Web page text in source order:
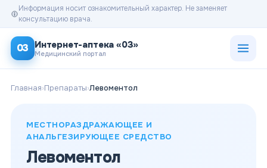
Информация носит ознакомительный характер. Не заменяет
консультацию врача.
03 Интернет-аптека «03»
Медицинский портал
Главная›Препараты›Левоментол
МЕСТНОРАЗДРАЖАЮЩЕЕ И
АНАЛЬГЕЗИРУЮЩЕЕ СРЕДСТВО
Левоментол